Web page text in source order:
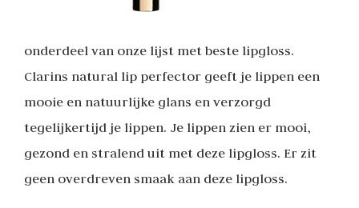
onderdeel van onze lijst met beste lipgloss.
Clarins natural lip perfector geeft je lippen een
mooie en natuurlijke glans en verzorgd
tegelijkertijd je lippen. Je lippen zien er mooi,
gezond en stralend uit met deze lipgloss. Er zit
geen overdreven smaak aan deze lipgloss.